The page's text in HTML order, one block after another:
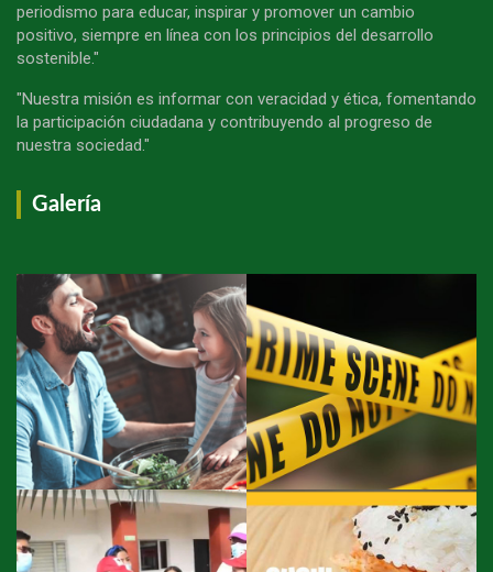
periodismo para educar, inspirar y promover un cambio
positivo, siempre en línea con los principios del desarrollo
sostenible."
"Nuestra misión es informar con veracidad y ética, fomentando
la participación ciudadana y contribuyendo al progreso de
nuestra sociedad."
Galería